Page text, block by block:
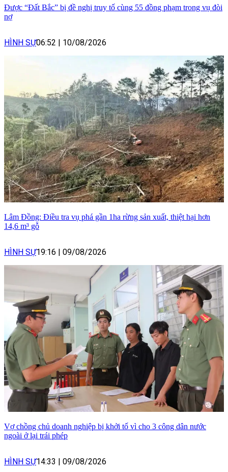
Được “Đất Bắc” bị đề nghị truy tố cùng 55 đồng phạm trong vụ đòi
nợ
HÌNH SỰ06:52 10/08/2026
Lâm Đồng: Điều tra vụ phá gần 1ha rừng sản xuất, thiệt hại hơn
14,6 m³ gỗ
HÌNH SỰ19:16 09/08/2026
Vợ chồng chủ doanh nghiệp bị khởi tố vì cho 3 công dân nước
ngoài ở lại trái phép
HÌNH SỰ14:33 09/08/2026